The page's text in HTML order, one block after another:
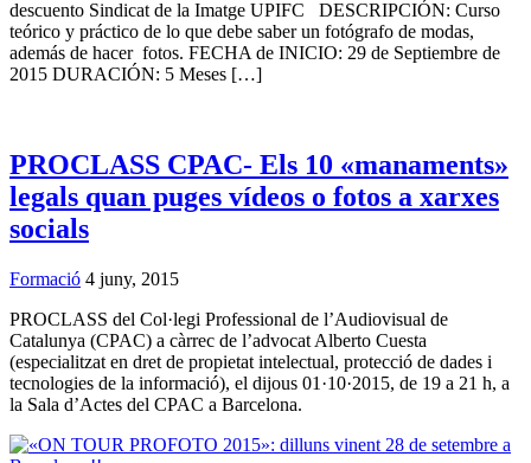
descuento Sindicat de la Imatge UPIFC DESCRIPCIÓN: Curso
teórico y práctico de lo que debe saber un fotógrafo de modas,
además de hacer fotos. FECHA de INICIO: 29 de Septiembre de
2015 DURACIÓN: 5 Meses […]
PROCLASS CPAC- Els 10 «manaments»
legals quan puges vídeos o fotos a xarxes
socials
Formació 4 juny, 2015
PROCLASS del Col·legi Professional de l’Audiovisual de
Catalunya (CPAC) a càrrec de l’advocat Alberto Cuesta
(especialitzat en dret de propietat intelectual, protecció de dades i
tecnologies de la informació), el dijous 01·10·2015, de 19 a 21 h, a
la Sala d’Actes del CPAC a Barcelona.